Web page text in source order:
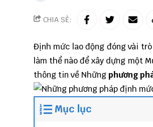
CHIA SẺ:
Định mức lao động đóng vài
làm thể nào để xây dựng một
thông tin về Nhữngphương
Mục lục